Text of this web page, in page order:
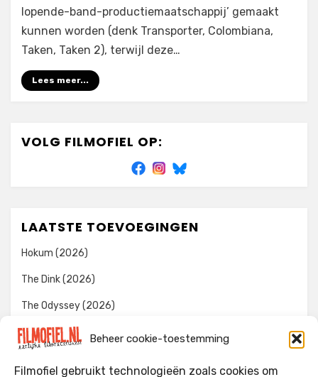
Beheer cookie-toestemming
Filmofiel gebruikt technologieën zoals cookies om
lopende-band-productiemaatschappij’ gemaakt
kunnen worden (denk Transporter, Colombiana,
Taken, Taken 2), terwijl deze…
Lees meer...
VOLG FILMOFIEL OP:
LAATSTE TOEVOEGINGEN
Hokum (2026)
The Dink (2026)
The Odyssey (2026)
Evil Dead Burn (2026)